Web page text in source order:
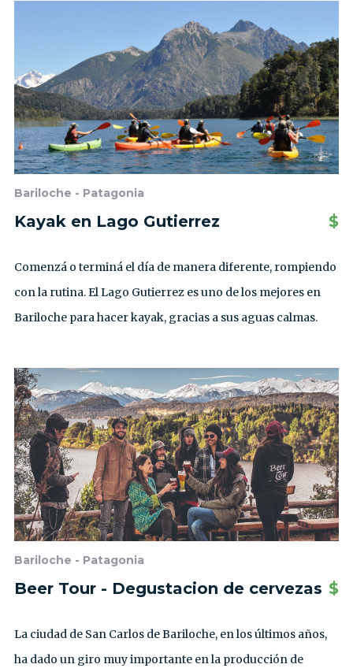
Bariloche - Patagonia
Kayak en Lago Gutierrez $
Comenzá o terminá el día de manera diferente, rompiendo
con la rutina. El Lago Gutierrez es uno de los mejores en
Bariloche para hacer kayak, gracias a sus aguas calmas.
Bariloche - Patagonia
Beer Tour - Degustacion de cervezas $
La ciudad de San Carlos de Bariloche, en los últimos años,
ha dado un giro muy importante en la producción de